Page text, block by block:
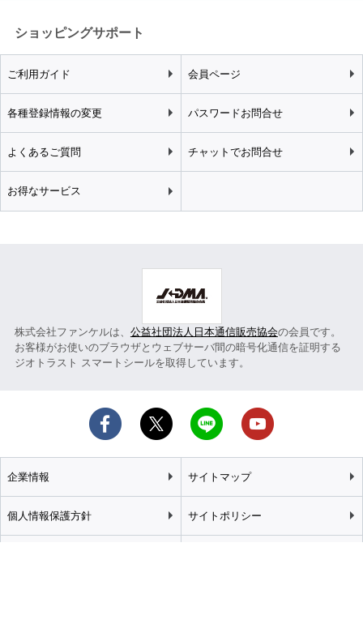
ショッピングサポート
ご利用ガイド 会員ページ
各種登録情報の変更 パスワードお問合せ
よくあるご質問 チャットでお問合せ
お得なサービス
株式会社ファンケルは、 公益社団法人日本通信販売協会の会員です。
お客様がお使いのブラウザとウェブサーバ間の暗号化通信を証明する
ジオトラスト スマートシールを取得しています。
企業情報 サイトマップ
個人情報保護方針 サイトポリシー